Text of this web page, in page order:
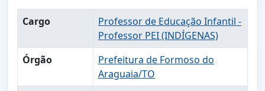
Cargo
Professor de Educação Infantil -
Professor PEI (INDÍGENAS)
Órgão
Prefeitura de Formoso do
Araguaia/TO